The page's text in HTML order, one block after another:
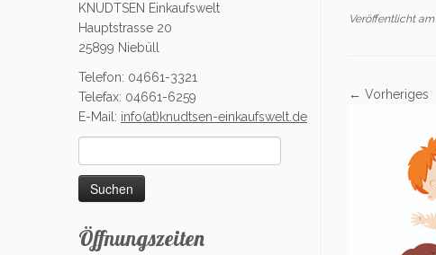
KNUDTSEN Einkaufswelt
Hauptstrasse 20
25899 Niebüll
Telefon: 04661-3321
Telefax: 04661-6259
E-Mail: info(at)knudtsen-einkaufswelt.de
nach:
Öffnungszeiten
Veröffentlicht am
← Vorheriges